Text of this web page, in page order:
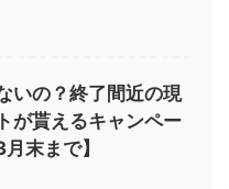
いの？終了間近の現
が貰えるキャンペー
末まで】